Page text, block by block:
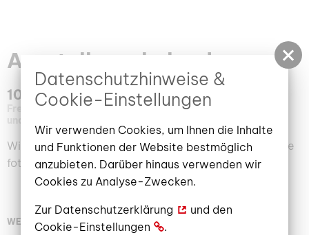
Ausstellungskalender
100 Jahre Stadtbibliothek 1925-2025
Freitag, 12. September 2025– 23. Januar 2026
Wir begeben uns anlässlich unseres Jubiläums auf eine
fotografische Rückschau.
WEITERLESEN
Datenschutzhinweise &
Cookie-Einstellungen
Wir verwenden Cookies, um Ihnen die Inhalte
und Funktionen der Website bestmöglich
anzubieten. Darüber hinaus verwenden wir
Cookies zu Analyse-Zwecken.
Zur Datenschutzerklärung
und den
Cookie-Einstellungen
.